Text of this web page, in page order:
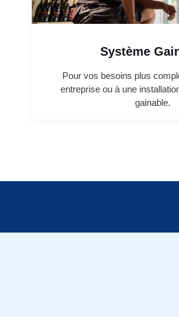
Système
Pour vos besoins plus
entreprise ou à une
gainable.